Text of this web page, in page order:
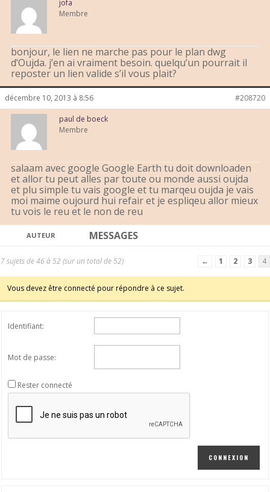
jofa
Membre
bonjour, le lien ne marche pas pour le plan dwg
d’Oujda. j’en ai vraiment besoin. quelqu’un pourrait il
reposter un lien valide s’il vous plait?
décembre 10, 2013 à 8:56 #208720
paul de boeck
Membre
salaam avec google Google Earth tu doit downloaden
et allor tu peut alles par toute ou monde aussi oujda
et plu simple tu vais google et tu marqeu oujda je vais
moi maime oujourd hui refair et je espliqeu allor mieux
tu vois le reu et le non de reu
AUTEUR MESSAGES
7 sujets de 46 à 52 (sur un total de 52) ← 1 2 3 4
Vous devez être connecté pour répondre à ce sujet.
Identifiant:
Mot de passe:
Rester connecté
CONNEXION